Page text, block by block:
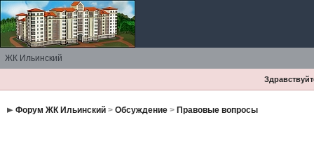
ЖК Ильинский
Форум ЖК Ильинский> Обсуждение> Правовые вопросы